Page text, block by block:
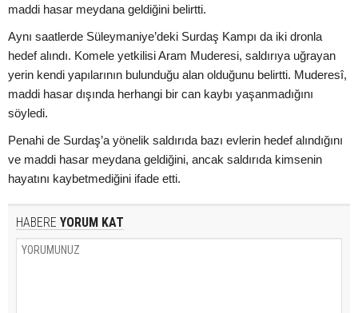
maddi hasar meydana geldiğini belirtti.
Aynı saatlerde Süleymaniye’deki Surdaş Kampı da iki dronla
hedef alındı. Komele yetkilisi Aram Muderesi, saldırıya uğrayan
yerin kendi yapılarının bulunduğu alan olduğunu belirtti. Muderesî,
maddi hasar dışında herhangi bir can kaybı yaşanmadığını
söyledi.
Penahi de Surdaş’a yönelik saldırıda bazı evlerin hedef alındığını
ve maddi hasar meydana geldiğini, ancak saldırıda kimsenin
hayatını kaybetmediğini ifade etti.
HABERE YORUM KAT